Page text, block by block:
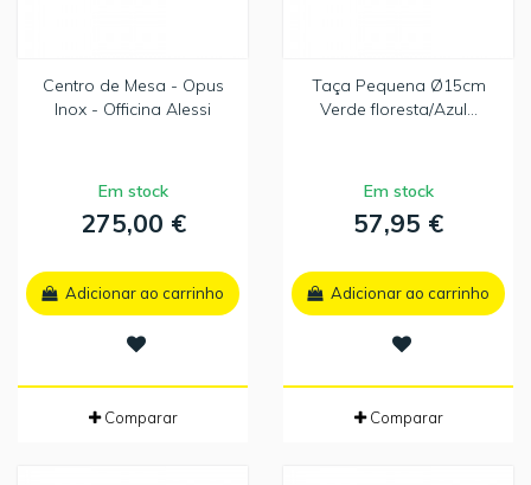
Centro de Mesa - Opus
Inox - Officina Alessi
Em stock
275,00 €
Adicionar ao carrinho
Comparar
Taça Pequena Ø15cm
Verde floresta/Azul...
Em stock
57,95 €
Adicionar ao carrinho
Comparar